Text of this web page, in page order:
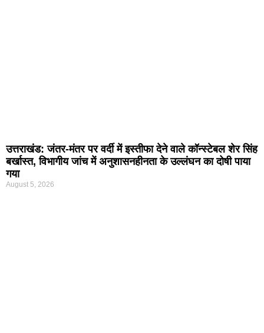
उत्तराखंड: जंतर-मंतर पर वर्दी में इस्तीफा देने वाले कॉन्स्टेबल शेर सिंह
बर्खास्त, विभागीय जांच में अनुशासनहीनता के उल्लंघन का दोषी पाया
गया
August 5, 2026